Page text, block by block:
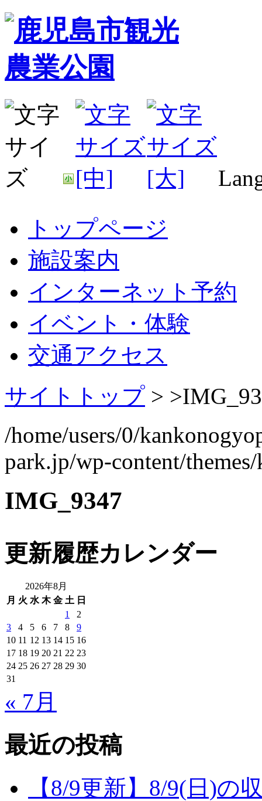
トップページ
施設案内
インターネット予約
イベント・体験
交通アクセス
サイトトップ > >
/home/users/0/
park.jp/wp-content/
IMG_9347
更新履歴カレンダー
2026年8月
月 火 水 木 金 土 日
1
2
3
4 5 6 7 8
9
10 11 12 13 14 15 16
17 18 19 20 21 22 23
24 25 26 27 28 29 30
31
« 7月
最近の投稿
【8/9更新】8/9(日)の